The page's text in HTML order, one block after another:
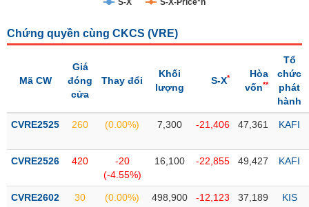
thái
thị
Niêm
Niêm
S-X S-X-Price*n
Chứng quyền cùng CKCS (VRE)
Mã CW
Giá
đóng
cửa
Thay đổi
Khối
lượng
S-X*
Hòa
vốn**
Tổ
chức
phát
hành
CVRE2525 260 (0.00%) 7,300 -21,406 47,361 KAFI
CVRE2526 420
-20
(-4.55%)
16,100 -22,855 49,427 KAFI
CVRE2602 30 (0.00%) 498,900 -12,123 37,189 KIS
NGÀNH
NGHIỆP
PHIẾU